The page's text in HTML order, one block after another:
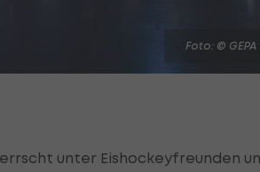
Foto: © GEPA
unter Eishockeyfreunden